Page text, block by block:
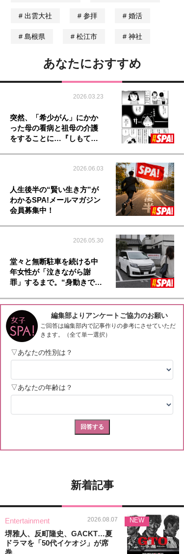
出雲大社 参拝 婚活
島根県 松江市 神社
あなたにおすすめ
2026.03.23
突然、「希少がん」にかか
った母の看病と祖母の介護
をすることに…『しもて…
2026.06.03
人生後半の“賢い生き方”が
わかるSPA!メールマガジン
会員募集中！
2026.05.30
堂々と無断駐車を続ける中
年女性が「泣きながら謝
罪」するまで。“身動きで…
新着記事
Entertainment 2026.08.07
堺雅人、反町隆史、GACKT…夏
ドラマを「50代イケオジ」が席
巻。...
NEW